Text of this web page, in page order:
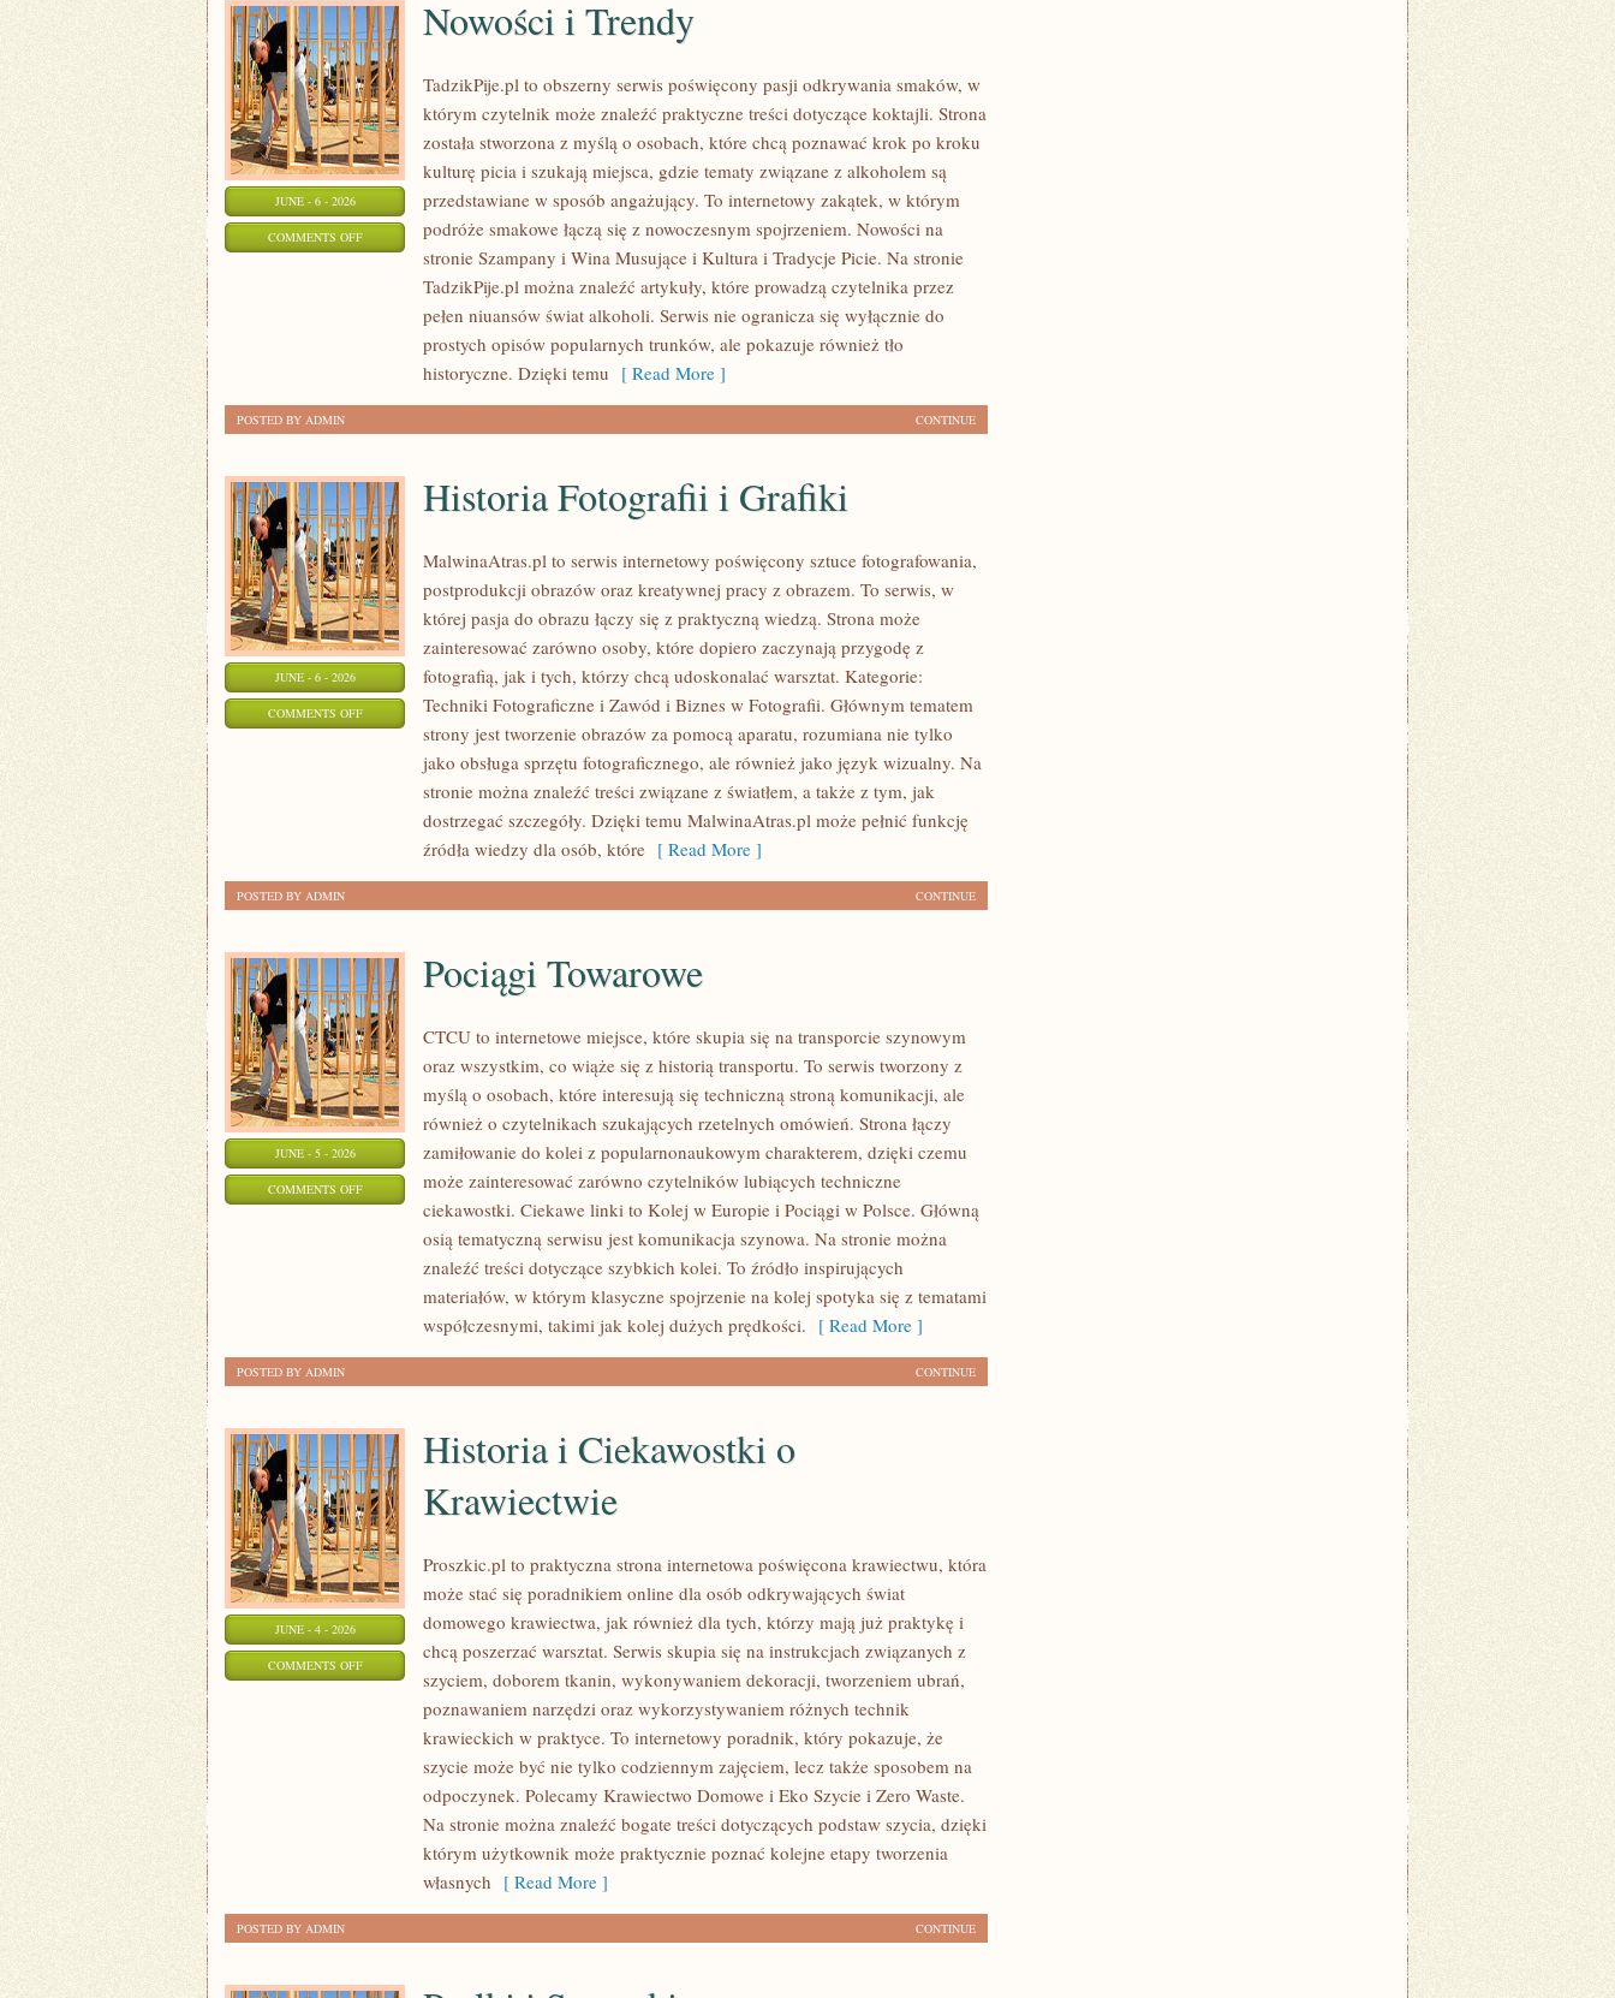
JUNE - 6 - 2026
COMMENTS OFFON
Nowości i Trendy
TadzikPije.pl to obszerny serwis poświęcony pasji odkrywania smaków, w
którym czytelnik może znaleźć praktyczne treści dotyczące koktajli. Strona
została stworzona z myślą o osobach, które chcą poznawać krok po kroku
kulturę picia i szukają miejsca, gdzie tematy związane z alkoholem są
przedstawiane w sposób angażujący. To internetowy zakątek, w którym
podróże smakowe łączą się z nowoczesnym spojrzeniem. Nowości na
stronie Szampany i Wina Musujące i Kultura i Tradycje Picie. Na stronie
TadzikPije.pl można znaleźć artykuły, które prowadzą czytelnika przez
pełen niuansów świat alkoholi. Serwis nie ogranicza się wyłącznie do
prostych opisów popularnych trunków, ale pokazuje również tło
historyczne. Dzięki temu [ Read More ]
CONTINUE
POSTED BY ADMIN
JUNE - 6 - 2026
COMMENTS OFFON
FOTOGRAFII
Historia Fotografii i Grafiki
MalwinaAtras.pl to serwis internetowy poświęcony sztuce fotografowania,
postprodukcji obrazów oraz kreatywnej pracy z obrazem. To serwis, w
której pasja do obrazu łączy się z praktyczną wiedzą. Strona może
zainteresować zarówno osoby, które dopiero zaczynają przygodę z
fotografią, jak i tych, którzy chcą udoskonalać warsztat. Kategorie:
Techniki Fotograficzne i Zawód i Biznes w Fotografii. Głównym tematem
strony jest tworzenie obrazów za pomocą aparatu, rozumiana nie tylko
jako obsługa sprzętu fotograficznego, ale również jako język wizualny. Na
stronie można znaleźć treści związane z światłem, a także z tym, jak
dostrzegać szczegóły. Dzięki temu MalwinaAtras.pl może pełnić funkcję
źródła wiedzy dla osób, które [ Read More ]
CONTINUE
POSTED BY ADMIN
JUNE - 5 - 2026
COMMENTS OFFON
TOWAROWE
Pociągi Towarowe
CTCU to internetowe miejsce, które skupia się na transporcie szynowym
oraz wszystkim, co wiąże się z historią transportu. To serwis tworzony z
myślą o osobach, które interesują się techniczną stroną komunikacji, ale
również o czytelnikach szukających rzetelnych omówień. Strona łączy
zamiłowanie do kolei z popularnonaukowym charakterem, dzięki czemu
może zainteresować zarówno czytelników lubiących techniczne
ciekawostki. Ciekawe linki to Kolej w Europie i Pociągi w Polsce. Główną
osią tematyczną serwisu jest komunikacja szynowa. Na stronie można
znaleźć treści dotyczące szybkich kolei. To źródło inspirujących
materiałów, w którym klasyczne spojrzenie na kolej spotyka się z tematami
współczesnymi, takimi jak kolej dużych prędkości. [ Read More ]
CONTINUE
POSTED BY ADMIN
JUNE - 4 - 2026
COMMENTS OFFON
Historia i Ciekawostki o
Krawiectwie
Proszkic.pl to praktyczna strona internetowa poświęcona krawiectwu, która
może stać się poradnikiem online dla osób odkrywających świat
domowego krawiectwa, jak również dla tych, którzy mają już praktykę i
chcą poszerzać warsztat. Serwis skupia się na instrukcjach związanych z
szyciem, doborem tkanin, wykonywaniem dekoracji, tworzeniem ubrań,
poznawaniem narzędzi oraz wykorzystywaniem różnych technik
krawieckich w praktyce. To internetowy poradnik, który pokazuje, że
szycie może być nie tylko codziennym zajęciem, lecz także sposobem na
odpoczynek. Polecamy Krawiectwo Domowe i Eko Szycie i Zero Waste.
Na stronie można znaleźć bogate treści dotyczących podstaw szycia, dzięki
którym użytkownik może praktycznie poznać kolejne etapy tworzenia
własnych [ Read More ]
CONTINUE
POSTED BY ADMIN